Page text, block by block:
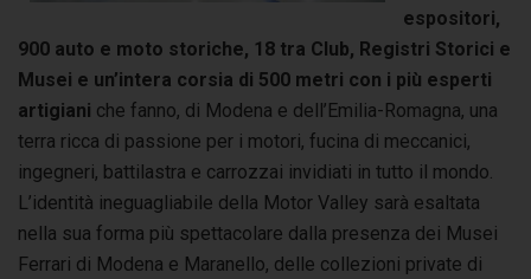
espositori,
900 auto e moto storiche, 18 tra Club, Registri Storici e
Musei e un’intera corsia di 500 metri con i più esperti
artigiani che fanno, di Modena e dell’Emilia-Romagna, una
terra ricca di passione per i motori, fucina di meccanici,
ingegneri, battilastra e carrozzai invidiati in tutto il mondo.
L’identità ineguagliabile della Motor Valley sarà esaltata
nella sua forma più spettacolare dalla presenza dei Musei
Ferrari di Modena e Maranello, delle collezioni private di